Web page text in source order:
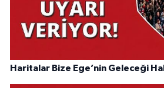
Haritalar Bize Ege’nin Geleceği